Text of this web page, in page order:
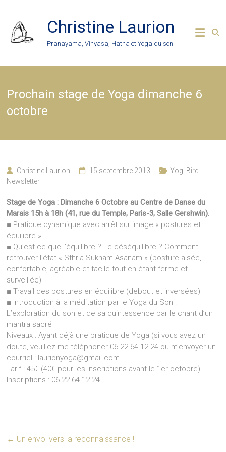
content
Christine Laurion
Pranayama, Vinyasa, Hatha et Yoga du son
Prochain stage de Yoga dimanche 6
octobre
Christine Laurion 15 septembre 2013
Yogi Bird
Newsletter
Stage de Yoga : Dimanche 6 Octobre au Centre de Danse du
Marais 15h à 18h (41, rue du Temple, Paris-3, Salle Gershwin).
■ Pratique dynamique avec arrêt sur image « postures et
équilibre »
■ Qu’est-ce que l’équilibre ? Le déséquilibre ? Comment
retrouver l’état « Sthria Sukham Asanam » (posture aisée,
confortable, agréable et facile tout en étant ferme et
surveillée)
■ Travail des postures en équilibre (debout et inversées)
■ Introduction à la méditation par le Yoga du Son :
L’exploration du son et de sa quintessence par le chant d’un
mantra sacré
Niveaux : Ayant déjà une pratique de Yoga (si vous avez un
doute, veuillez me téléphoner 06 22 64 12 24 ou m’envoyer un
courriel : laurionyoga@gmail.com
Tarif : 45€ (40€ pour les inscriptions avant le 1er octobre)
Inscriptions : 06 22 64 12 24
← Un envol vers la reconnaissance !